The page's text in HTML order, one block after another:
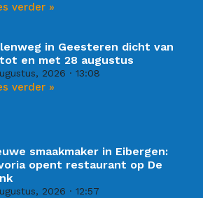
verder »
in Geesteren dicht van
en met 28 augustus
2026 13:08
verder »
smaakmaker in Eibergen:
opent restaurant op De
2026 12:57